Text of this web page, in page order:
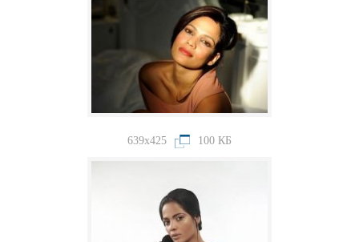
639x425 100 КБ